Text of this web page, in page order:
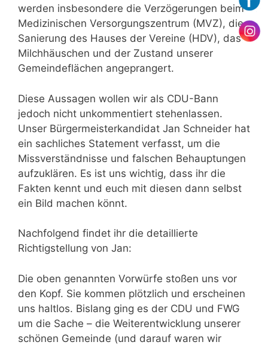
werden insbesondere die Verzögerungen beim
Medizinischen Versorgungszentrum (MVZ), die
Sanierung des Hauses der Vereine (HDV), das
Milchhäuschen und der Zustand unserer
Gemeindeflächen angeprangert.
Diese Aussagen wollen wir als CDU-Bann
jedoch nicht unkommentiert stehenlassen.
Unser Bürgermeisterkandidat Jan Schneider hat
ein sachliches Statement verfasst, um die
Missverständnisse und falschen Behauptungen
aufzuklären. Es ist uns wichtig, dass ihr die
Fakten kennt und euch mit diesen dann selbst
ein Bild machen könnt.
Nachfolgend findet ihr die detaillierte
Richtigstellung von Jan:
Die oben genannten Vorwürfe stoßen uns vor
den Kopf. Sie kommen plötzlich und erscheinen
uns haltlos. Bislang ging es der CDU und FWG
um die Sache – die Weiterentwicklung unserer
schönen Gemeinde (und darauf waren wir